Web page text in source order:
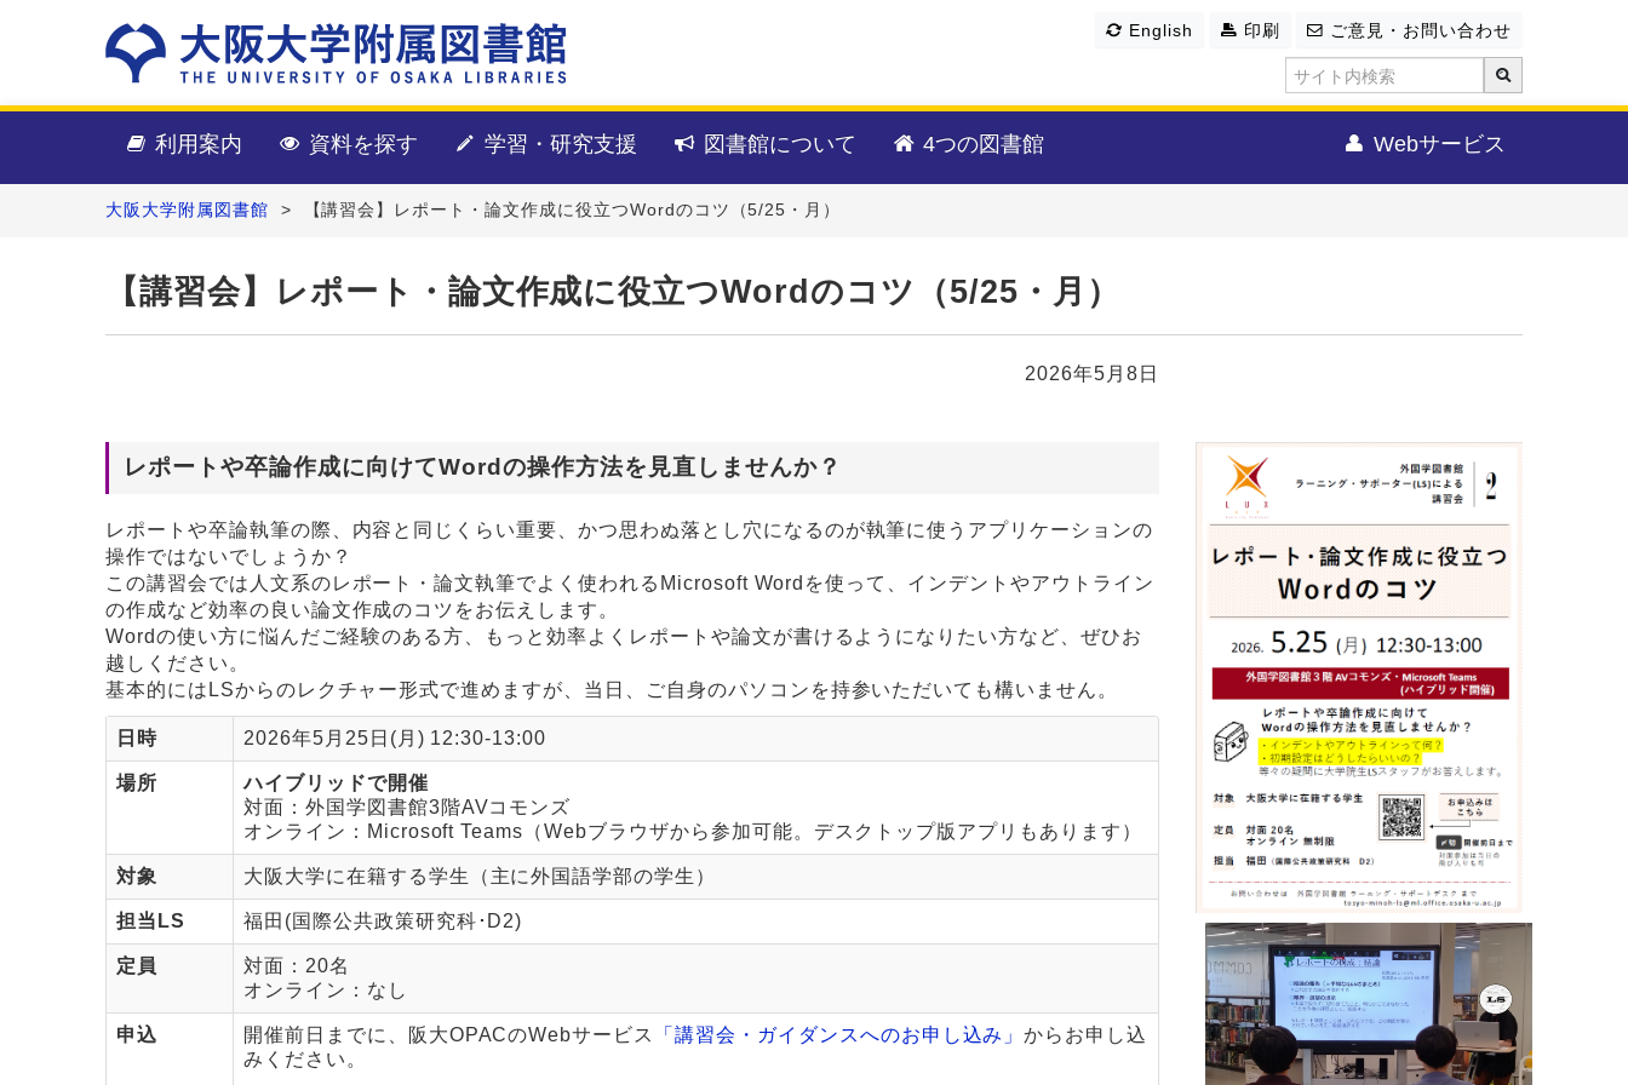
English 印刷 ご意見・お問い合わせ
利用案内 資料を探す 学習・研究支援 図書館について 4つの図書館 Webサービス
大阪大学附属図書館 > 【講習会】レポート・論文作成に役立つWordのコツ（5/25・月）
【講習会】レポート・論文作成に役立つWordのコツ（5/25・月）
2026年5月8日
レポートや卒論作成に向けてWordの操作方法を見直しませんか？
レポートや卒論執筆の際、内容と同じくらい重要、かつ思わぬ落とし穴になるのが執筆に使うアプリケーションの
操作ではないでしょうか？
この講習会では人文系のレポート・論文執筆でよく使われるMicrosoft Wordを使って、インデントやアウトライン
の作成など効率の良い論文作成のコツをお伝えします。
Wordの使い方に悩んだご経験のある方、もっと効率よくレポートや論文が書けるようになりたい方など、ぜひお
越しください。
基本的にはLSからのレクチャー形式で進めますが、当日、ご自身のパソコンを持参いただいても構いません。
日時 2026年5月25日(月) 12:30-13:00
場所
ハイブリッドで開催
対面：外国学図書館3階AVコモンズ
オンライン：Microsoft Teams（Webブラウザから参加可能。デスクトップ版アプリもあります）
対象 大阪大学に在籍する学生（主に外国語学部の学生）
担当LS 福田(国際公共政策研究科･D2)
定員
対面：20名
オンライン：なし
申込 開催前日までに、阪大OPACのWebサービス 「講習会・ガイダンスへのお申し込み」からお申し込
みください。